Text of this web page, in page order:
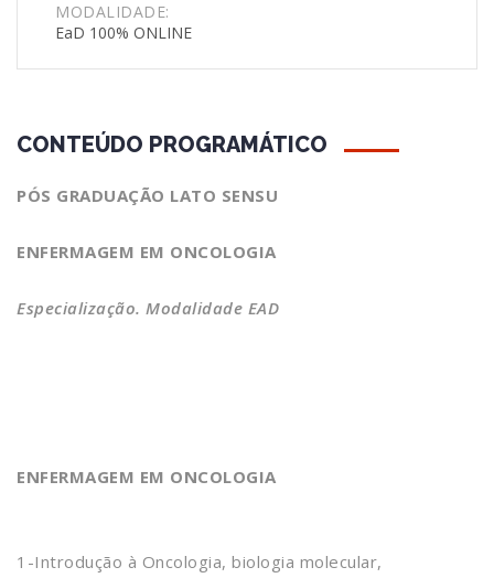
MODALIDADE:
EaD 100% ONLINE
CONTEÚDO PROGRAMÁTICO
PÓS GRADUAÇÃO LATO SENSU
ENFERMAGEM EM ONCOLOGIA
Especialização. Modalidade EAD
ENFERMAGEM EM ONCOLOGIA
1-Introdução à Oncologia, biologia molecular,